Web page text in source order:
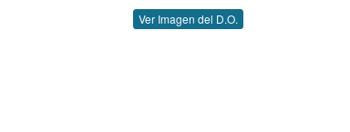
Ver Imagen del D.O.